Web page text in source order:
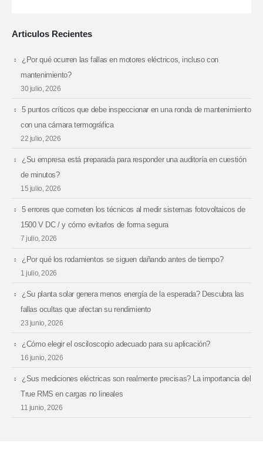
Articulos Recientes
¿Por qué ocurren las fallas en motores eléctricos, incluso con
mantenimiento?
30 julio, 2026
5 puntos críticos que debe inspeccionar en una ronda de mantenimiento
con una cámara termográfica
22 julio, 2026
¿Su empresa está preparada para responder una auditoría en cuestión
de minutos?
15 julio, 2026
5 errores que cometen los técnicos al medir sistemas fotovoltaicos de
1500 V DC / y cómo evitarlos de forma segura
7 julio, 2026
¿Por qué los rodamientos se siguen dañando antes de tiempo?
1 julio, 2026
¿Su planta solar genera menos energía de la esperada? Descubra las
fallas ocultas que afectan su rendimiento
23 junio, 2026
¿Cómo elegir el osciloscopio adecuado para su aplicación?
16 junio, 2026
¿Sus mediciones eléctricas son realmente precisas? La importancia del
True RMS en cargas no lineales
11 junio, 2026